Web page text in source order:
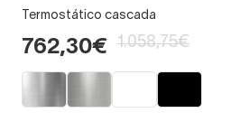
Termostático cascada
762,30€ 1.058,75€